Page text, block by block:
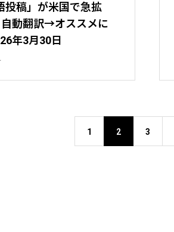
投稿」が米国で急拡
動翻訳→オススメに
年3月30日
1 2 3